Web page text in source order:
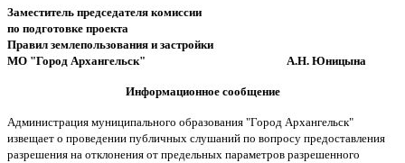
Заместитель председателя комиссии
по подготовке проекта
Правил землепользования и застройки
МО "Город Архангельск" А.Н. Юницына
Информационное сообщение
Администрация муниципального образования "Город Архангельск"
извещает о проведении публичных слушаний по вопросу предоставления
разрешения на отклонения от предельных параметров разрешенного